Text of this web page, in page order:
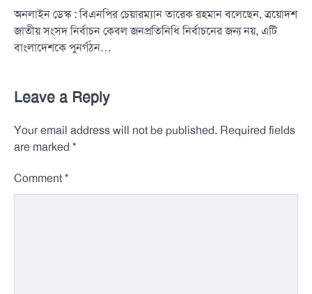
অনলাইন ডেস্ক : বিএনপির চেয়ারম্যান তারেক রহমান বলেছেন, ত্রয়োদশ
জাতীয় সংসদ নির্বাচন কেবল জনপ্রতিনিধি নির্বাচনের জন্য নয়, এটি
বাংলাদেশকে পুনর্গঠন…
Leave a Reply
Your email address will not be published. Required fields
are marked *
Comment *